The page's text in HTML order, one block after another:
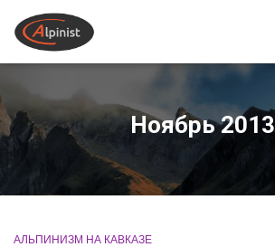
Ноябрь 2013
АЛЬПИНИЗМ НА КАВКАЗЕ